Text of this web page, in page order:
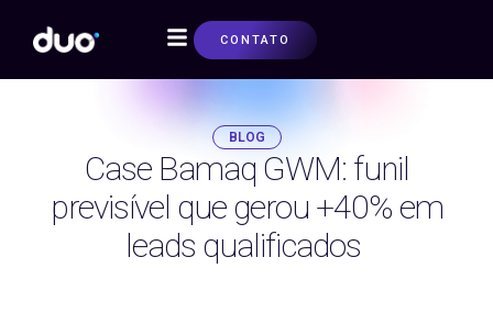
CONTATO
BLOG
Case Bamaq GWM: funil
previsível que gerou +40% em
leads qualificados